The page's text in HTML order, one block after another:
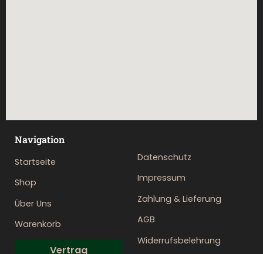
Datenschutz
Impressum
Zahlung & Lieferung
AGB
Widerrufsbelehrung
Navigation
Startseite
Shop
Über Uns
Warenkorb
Vertrag